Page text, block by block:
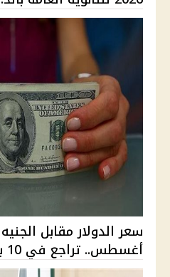
أغسطس.. تراجع في 10 بنوك وارت...